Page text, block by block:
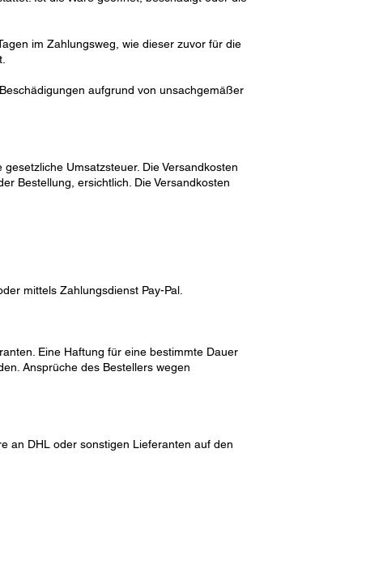
im Zahlungsweg, wie dieser zuvor für die
aufgrund von unsachgemäßer
Umsatzsteuer. Die Versandkosten
Bestellung, ersichtlich. Die Versandkosten
mittels Zahlungsdienst Pay-Pal.
Eine Haftung für eine bestimmte Dauer
Ansprüche des Bestellers wegen
an DHL oder sonstigen Lieferanten auf den